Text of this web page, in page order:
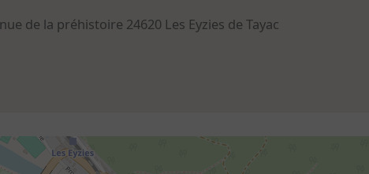
de la préhistoire 24620 Les Eyzies de Tayac